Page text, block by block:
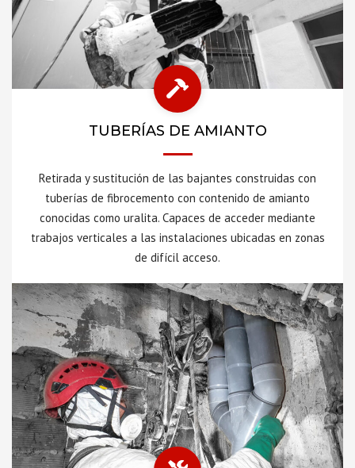
TUBERÍAS DE AMIANTO
Retirada y sustitución de las bajantes construidas con
tuberías de fibrocemento con contenido de amianto
conocidas como uralita. Capaces de acceder mediante
trabajos verticales a las instalaciones ubicadas en zonas
de difícil acceso.